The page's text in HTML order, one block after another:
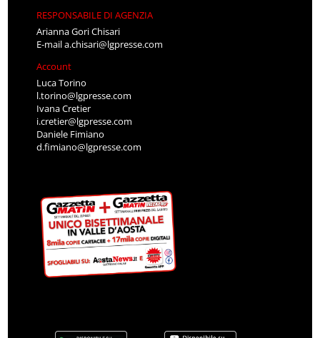
RESPONSABILE DI AGENZIA
Arianna Gori Chisari
E-maila.chisari@lgpresse.com
Account
Luca Torino
l.torino@lgpresse.com
Ivana Cretier
i.cretier@lgpresse.com
Daniele Fimiano
d.fimiano@lgpresse.com